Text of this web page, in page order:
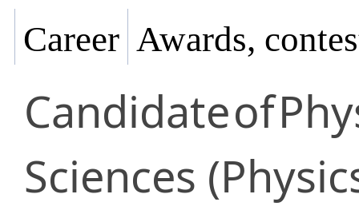
Career Awards,
Candidateof
Sciences